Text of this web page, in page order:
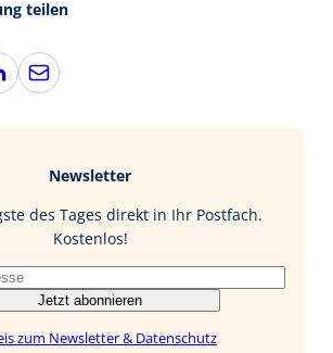
teilen
E
-
Newsletter
des Tages direkt in Ihr Postfach.
Kostenlos!
Jetzt abonnieren
zum Newsletter & Datenschutz